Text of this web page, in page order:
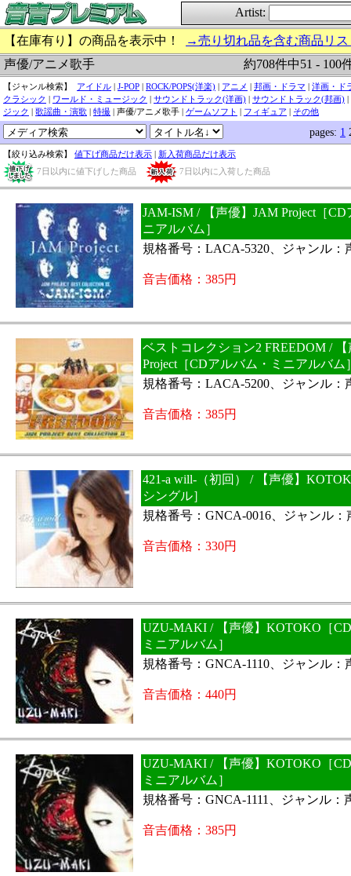
Artist:
【在庫有り】の商品を表示中！
→売り切れ品を含む商品リ
声優/アニメ歌手
約708件中51 - 100
【ジャンル検索】 アイドル | J-POP | ROCK/POPS(洋楽) | アニメ | 邦画・ドラマ | 洋画・ド
クラシック | ワールド・ミュージック | サウンドトラック(洋画) | サウンドトラック(邦画) |
ジック | 歌謡曲・演歌 | 特撮 | 声優/アニメ歌手 | ゲームソフト | フィギュア | その他
pages: 1
【絞り込み検索】 値下げ商品だけ表示 | 新入荷商品だけ表示
7日以内に値下げした商品
7日以内に入荷した商品
JAM-ISM / 【声優】JAM Project［
ニアルバム］
規格番号：LACA-5320、ジャンル：
音吉価格：385円
ベストコレクション2 FREEDOM /
Project［CDアルバム・ミニアルバム
規格番号：LACA-5200、ジャンル：
音吉価格：385円
421-a will-（初回） / 【声優】
シングル］
規格番号：GNCA-0016、ジャンル
音吉価格：330円
UZU-MAKI / 【声優】KOTOKO［
ミニアルバム］
規格番号：GNCA-1110、ジャンル：
音吉価格：440円
UZU-MAKI / 【声優】KOTOKO［
ミニアルバム］
規格番号：GNCA-1111、ジャンル：
音吉価格：385円